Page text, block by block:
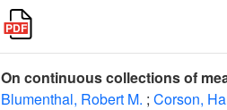
On continuous collections of
Blumenthal, Robert M. ; Corson,